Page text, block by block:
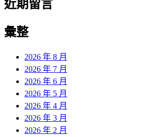
近期留言
彙整
2026 年 8 月
2026 年 7 月
2026 年 6 月
2026 年 5 月
2026 年 4 月
2026 年 3 月
2026 年 2 月